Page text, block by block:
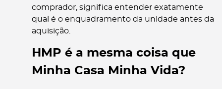
comprador, significa entender exatamente
qual é o enquadramento da unidade antes da
aquisição.
HMP é a mesma coisa que
Minha Casa Minha Vida?